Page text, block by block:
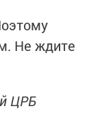
Не ждите
ЦРБ